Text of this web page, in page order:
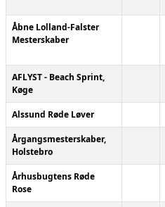
Åbne Lolland-Falster
Mesterskaber
AFLYST - Beach Sprint,
Køge
Alssund Røde Løver
Årgangsmesterskaber,
Holstebro
Århusbugtens Røde
Rose